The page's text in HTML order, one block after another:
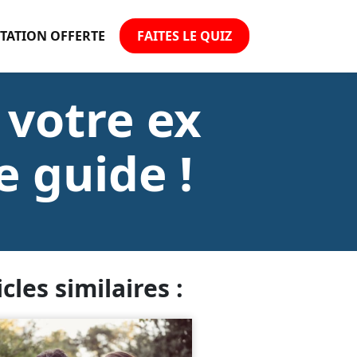
OFFERTE FAITES LE QUIZ
ex
guide !
similaires :